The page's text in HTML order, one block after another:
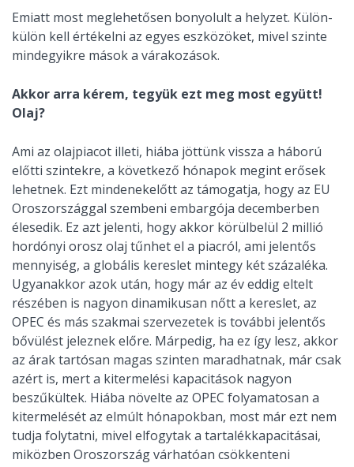
Emiatt most meglehetősen bonyolult a helyzet. Külön-
külön kell értékelni az egyes eszközöket, mivel szinte
mindegyikre mások a várakozások.
Akkor arra kérem, tegyük ezt meg most együtt!
Olaj?
Ami az olajpiacot illeti, hiába jöttünk vissza a háború
előtti szintekre, a következő hónapok megint erősek
lehetnek. Ezt mindenekelőtt az támogatja, hogy az EU
Oroszországgal szembeni embargója decemberben
élesedik. Ez azt jelenti, hogy akkor körülbelül 2 millió
hordónyi orosz olaj tűnhet el a piacról, ami jelentős
mennyiség, a globális kereslet mintegy két százaléka.
Ugyanakkor azok után, hogy már az év eddig eltelt
részében is nagyon dinamikusan nőtt a kereslet, az
OPEC és más szakmai szervezetek is további jelentős
bővülést jeleznek előre. Márpedig, ha ez így lesz, akkor
az árak tartósan magas szinten maradhatnak, már csak
azért is, mert a kitermelési kapacitások nagyon
beszűkültek. Hiába növelte az OPEC folyamatosan a
kitermelését az elmúlt hónapokban, most már ezt nem
tudja folytatni, mivel elfogytak a tartalékkapacitásai,
miközben Oroszország várhatóan csökkenteni